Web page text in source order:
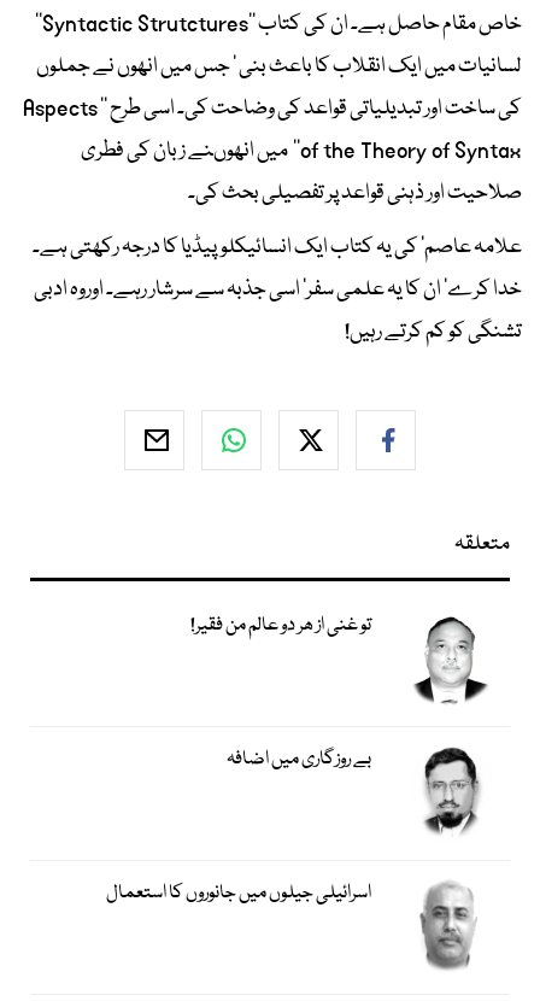
خاص مقام حاصل ہے۔ ان کی کتاب ’’Syntactic Strutctures‘‘
لسانیات میں ایک انقلاب کا باعث بنی ‘ جس میں انھوں نے جملوں
کی ساخت اور تبدیلیاتی قواعد کی وضاحت کی۔ اسی طرح ’’ Aspects
of the Theory of Syntax‘‘ میں انھوںنے زبان کی فطری
صلاحیت اور ذہنی قواعد پر تفصیلی بحث کی۔
علامہ عاصم‘ کی یہ کتاب ایک انسائیکلوپیڈیا کا درجہ رکھتی ہے۔
خدا کرے‘ ان کا یہ علمی سفر‘ اسی جذبہ سے سرشار رہے۔ اوروہ ادبی
تشنگی کو کم کرتے رہیں!
متعلقہ
تو غنی از ھر دو عالم من فقیر!
بے روزگاری میں اضافہ
اسرائیلی جیلوں میں جانوروں کا استعمال